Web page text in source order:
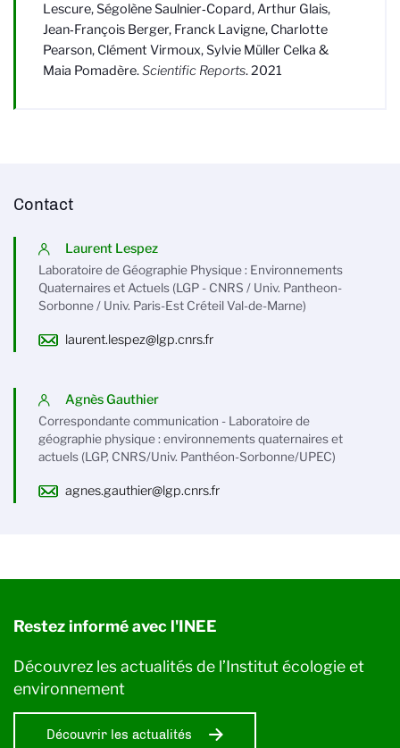
Lescure, Ségolène Saulnier‑Copard, Arthur Glais,
Jean‑François Berger, Franck Lavigne, Charlotte
Pearson, Clément Virmoux, Sylvie Müller Celka &
Maia Pomadère.Scientific Reports. 2021
Contact
Laurent Lespez
Laboratoire de Géographie Physique : Environnements
Quaternaires et Actuels (LGP - CNRS / Univ. Pantheon-
Sorbonne / Univ. Paris-Est Créteil Val-de-Marne)
laurent.lespez@lgp.cnrs.fr
Agnès Gauthier
Correspondante communication - Laboratoire de
géographie physique : environnements quaternaires et
actuels (LGP, CNRS/Univ. Panthéon-Sorbonne/UPEC)
agnes.gauthier@lgp.cnrs.fr
Restez informé avec l'INEE
Découvrez les actualités de l’Institut écologie et
environnement
Découvrir les actualités